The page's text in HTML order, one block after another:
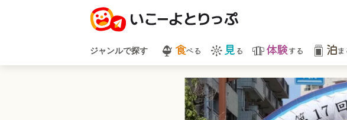
ジャンルで探す 食べる 見 る 体験する 泊ま